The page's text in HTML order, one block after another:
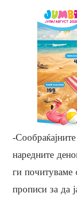
-
наредните
ги почитуваме
прописи за да